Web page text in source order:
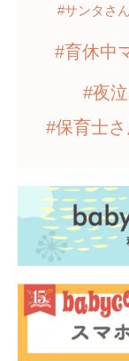
#サンタさ
#育休中
#夜
#保育士